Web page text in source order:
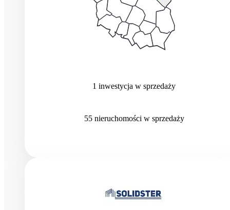
1 inwestycja w sprzedaży
55 nieruchomości w sprzedaży